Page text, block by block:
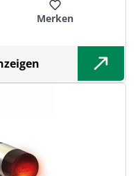
Merken